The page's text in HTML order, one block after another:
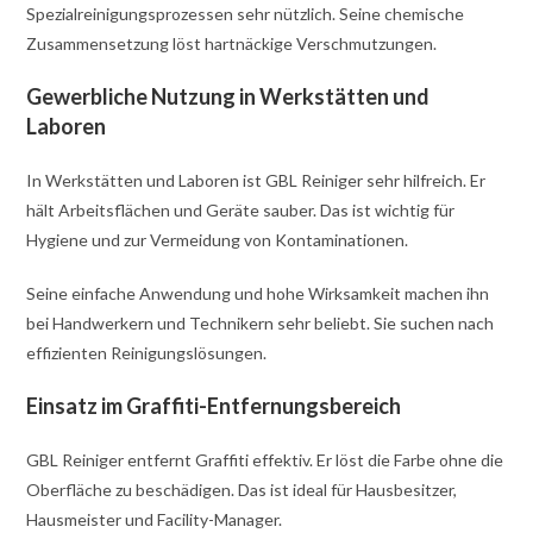
Spezialreinigungsprozessen sehr nützlich. Seine chemische
Zusammensetzung löst hartnäckige Verschmutzungen.
Gewerbliche Nutzung in Werkstätten und
Laboren
In Werkstätten und Laboren ist GBL Reiniger sehr hilfreich. Er
hält Arbeitsflächen und Geräte sauber. Das ist wichtig für
Hygiene und zur Vermeidung von Kontaminationen.
Seine einfache Anwendung und hohe Wirksamkeit machen ihn
bei Handwerkern und Technikern sehr beliebt. Sie suchen nach
effizienten Reinigungslösungen.
Einsatz im Graffiti-Entfernungsbereich
GBL Reiniger entfernt Graffiti effektiv. Er löst die Farbe ohne die
Oberfläche zu beschädigen. Das ist ideal für Hausbesitzer,
Hausmeister und Facility-Manager.